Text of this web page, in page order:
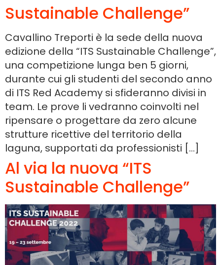
Sustainable Challenge”
Cavallino Treporti è la sede della nuova
edizione della “ITS Sustainable Challenge”,
una competizione lunga ben 5 giorni,
durante cui gli studenti del secondo anno
di ITS Red Academy si sfideranno divisi in
team. Le prove li vedranno coinvolti nel
ripensare o progettare da zero alcune
strutture ricettive del territorio della
laguna, supportati da professionisti […]
Al via la nuova “ITS
Sustainable Challenge”